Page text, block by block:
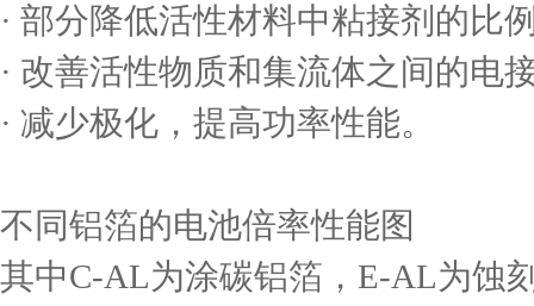
· 部分降低活性材料中粘接剂的比
· 改善活性物质和集流体之间的电
· 减少极化，提高功率性能。
不同铝箔的电池倍率性能图
其中C-AL为涂碳铝箔，E-AL为蚀